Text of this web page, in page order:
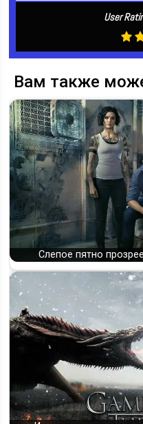
User
Вам также
Слепое пятно